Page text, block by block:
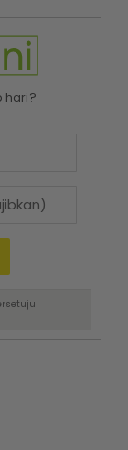
hari?